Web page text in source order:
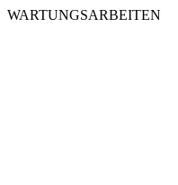
WARTUNGSARBEITEN